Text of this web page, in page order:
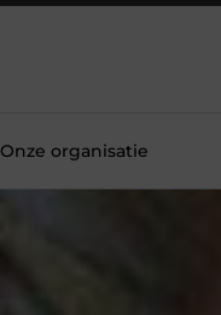
Onze organisatie